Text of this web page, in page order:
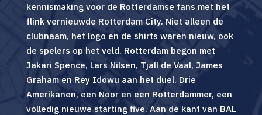
kennismaking voor de Rotterdamse fans met het
flink vernieuwde Rotterdam City. Niet alleen de
clubnaam, het logo en de shirts waren nieuw, ook
de spelers op het veld. Rotterdam begon met
Jakari Spence, Lars Nilsen, Tjall de Vaal, James
Graham en Rey Idowu aan het duel. Drie
Amerikanen, een Noor en een Rotterdammer, een
volledig nieuwe starting five. Aan de kant van BAL